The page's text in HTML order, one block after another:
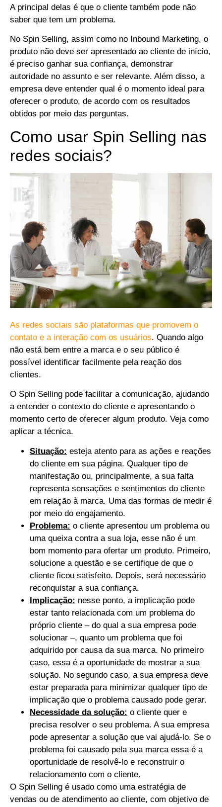
A principal delas é que o cliente também pode não
saber que tem um problema.
No Spin Selling, assim como no Inbound Marketing, o
produto não deve ser apresentado ao cliente de início,
é preciso ganhar sua confiança, demonstrar
autoridade no assunto e ser relevante. Além disso, a
empresa deve entender qual é o momento ideal para
oferecer o produto, de acordo com os resultados
obtidos por meio das perguntas.
Como usar Spin Selling nas
redes sociais?
As redes sociais são plataformas que promovem o
contato e a interação com os usuários. Quando algo
não está bem entre a marca e o seu público é
possível identificar facilmente pela reação dos
clientes.
O Spin Selling pode facilitar a comunicação, ajudando
a entender o contexto do cliente e apresentando o
momento certo de oferecer algum produto. Veja como
aplicar a técnica.
Situação: esteja atento para as ações e reações
do cliente em sua página. Qualquer tipo de
manifestação ou, principalmente, a sua falta
representa sensações e sentimentos do cliente
em relação à marca. Uma das formas de medir é
por meio do engajamento.
Problema: o cliente apresentou um problema ou
uma queixa contra a sua loja, esse não é um
bom momento para ofertar um produto. Primeiro,
solucione a questão e se certifique de que o
cliente ficou satisfeito. Depois, será necessário
reconquistar a sua confiança.
Implicação: nesse ponto, a implicação pode
estar tanto relacionada com um problema do
próprio cliente – do qual a sua empresa pode
solucionar –, quanto um problema que foi
adquirido por causa da sua marca. No primeiro
caso, essa é a oportunidade de mostrar a sua
solução. No segundo caso, a sua empresa deve
estar preparada para minimizar qualquer tipo de
implicação que o problema causado pode gerar.
Necessidade da solução: o cliente quer e
precisa resolver o seu problema. A sua empresa
pode apresentar a solução que vai ajudá-lo. Se o
problema foi causado pela sua marca essa é a
oportunidade de resolvê-lo e reconstruir o
relacionamento com o cliente.
O Spin Selling é usado como uma estratégia de
vendas ou de atendimento ao cliente, com objetivo de